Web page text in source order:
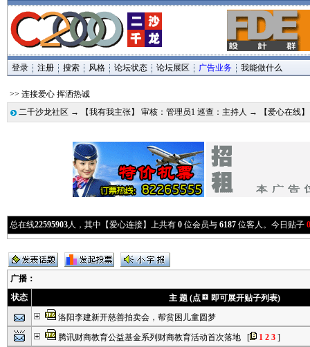
登录 注册 搜索 风格 论坛状态 论坛展区 广告业务 我能做什么
>> 连接爱心 挥洒热诚
二千沙龙社区 → 【我有我主张】 审核：管理员1 巡查：主持人 → 【爱心在线
总在线22595903人，其中【爱心连接】上共有 0 位会员与 6187 位客人。今日贴子 0
广播 ：
状态
主 题 (点
即可展开贴子列表)
洛阳李建新开慈善拍卖会，帮贫困儿童圆梦
腾讯财商教育公益基金系列财商教育活动首次落地 [ 1 2 3 ]